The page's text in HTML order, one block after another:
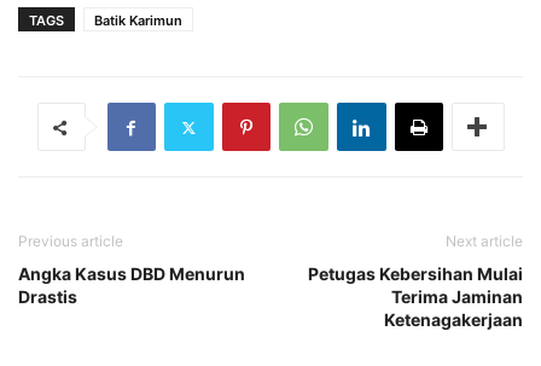
TAGS Batik Karimun
Previous article
Angka Kasus DBD Menurun
Drastis
Next article
Petugas Kebersihan Mulai
Terima Jaminan
Ketenagakerjaan